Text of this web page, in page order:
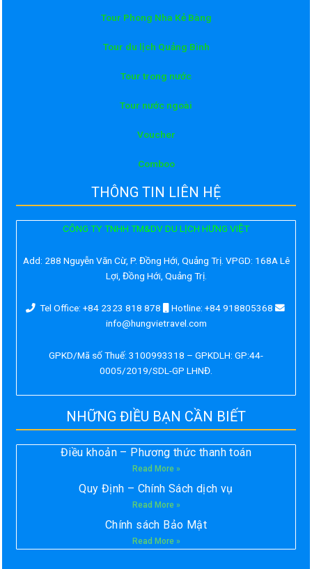
Tour Phong Nha Kẻ Bàng
Tour du lịch Quảng Bình
Tour trong nước
Tour nước ngoài
Voucher
Comboo
THÔNG TIN LIÊN HỆ
CÔNG TY TNHH TM&DV DU LỊCH HƯNG VIỆT
Add: 288 Nguyễn Văn Cừ, P. Đồng Hới, Quảng Trị. VPGD: 168A Lê
Lợi, Đồng Hới, Quảng Trị.
Tel Office: +84 2323 818 878
Hotline: +84 918805368
info@hungvietravel.com
GPKD/Mã số Thuế: 3100993318 – GPKDLH: GP:44-
0005/2019/SDL-GP LHNĐ.
NHỮNG ĐIỀU BẠN CẦN BIẾT
Điều khoản – Phương thức thanh toán
Read More »
Quy Định – Chính Sách dịch vụ
Read More »
Chính sách Bảo Mật
Read More »